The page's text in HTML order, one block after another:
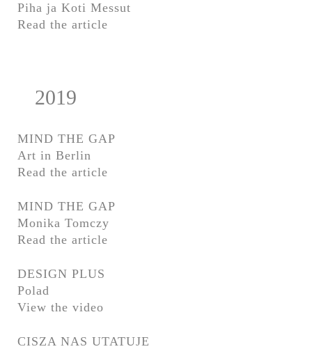
Piha ja Koti Messut
Read the article
2019
MIND THE GAP
Art in Berlin
Read the article
MIND THE GAP
Monika Tomczy
Read the article
DESIGN PLUS
Polad
View the video
CISZA NAS UTATUJE